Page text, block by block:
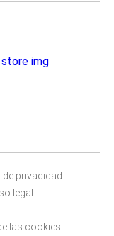
de privacidad
legal
las cookies